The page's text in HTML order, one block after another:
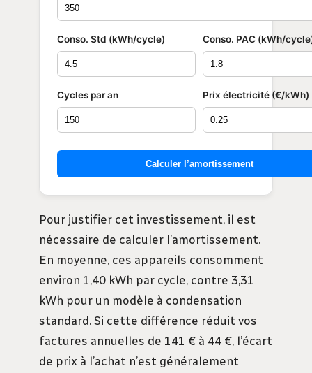
Conso. Std (kWh/cycle) Conso. PAC (kWh/
Cycles par an Prix électricité (€/kWh)
Calculer l’amortissement
Pour justifier cet investissement, il est
nécessaire de calculer l’amortissement.
En moyenne, ces appareils consomment
environ 1,40 kWh par cycle, contre 3,31
kWh pour un modèle à condensation
standard. Si cette différence réduit vos
factures annuelles de 141 € à 44 €, l’écart
de prix à l’achat n’est généralement